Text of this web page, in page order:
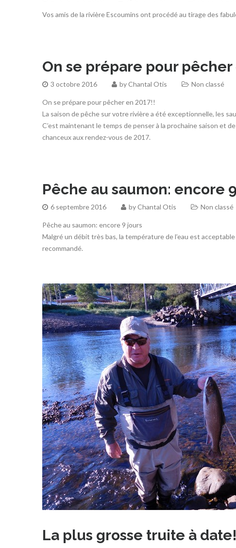
Vos amis de la rivière Escoumins ont procédé au tirage des
On se prépare pour pêcher
3 octobre 2016 byChantal Otis Non classé
On se prépare pour pêcher en 2017!!
La saison de pêche sur votre rivière a été exceptionnelle, les
C’est maintenant le temps de penser à la prochaine saison et
chanceux aux rendez-vous de 2017.
Pêche au saumon: encore
6 septembre 2016 byChantal Otis Non classé
Pêche au saumon: encore 9 jours
Malgré un débit très bas, la température de l’eau est
recommandé.
La plus grosse truite à